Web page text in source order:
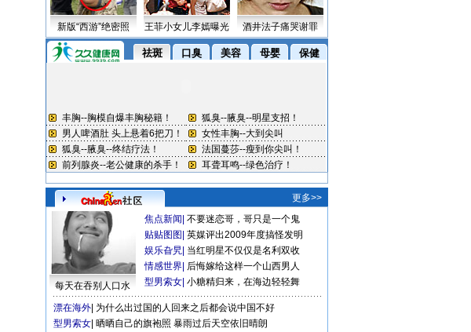
新版“西游”绝密照 王菲小女儿李嫣曝光 酒井法子痛哭谢罪
更多>>
每天在吞别人口水
焦点新闻 不要迷恋哥，哥只是一个鬼
贴贴图图 英媒评出2009年度搞怪发明
娱乐旮旯 当红明星不仅仅是名利双收
情感世界 后悔嫁给这样一个山西男人
型男索女 小糖精归来，在海边轻轻舞
漂在海外 为什么出过国的人回来之后都会说中国不好
型男索女 晒晒自己的旗袍照 暴雨过后天空依旧晴朗